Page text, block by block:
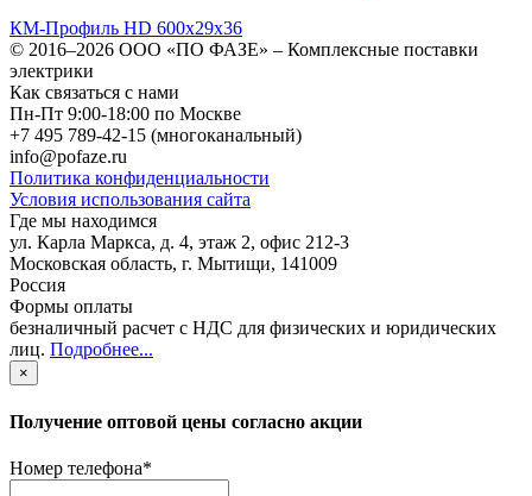
КМ-Профиль HD 600х29х36
© 2016–2026 ООО «ПО ФАЗЕ» – Комплексные поставки
электрики
Как связаться с нами
Пн-Пт 9:00-18:00 по Москве
+7 495 789-42-15 (многоканальный)
info@pofaze.ru
Политика конфиденциальности
Условия использования сайта
Где мы находимся
ул. Карла Маркса, д. 4, этаж 2, офис 212-3
Московская область, г. Мытищи, 141009
Россия
Формы оплаты
безналичный расчет с НДС для физических и юридических
лиц. Подробнее...
×
Получение оптовой цены согласно акции
Номер телефона*